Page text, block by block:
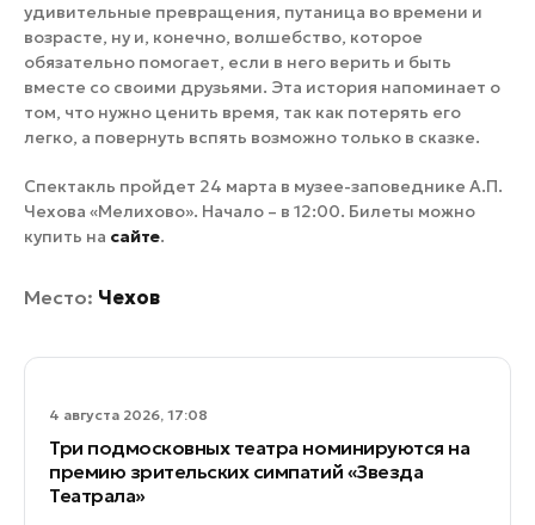
4 августа 2026, 17:08
Три подмосковных театра номинируются на
премию зрительских симпатий «Звезда
Театрала»
удивительные превращения, путаница во времени и
возрасте, ну и, конечно, волшебство, которое
обязательно помогает, если в него верить и быть
вместе со своими друзьями. Эта история напоминает о
том, что нужно ценить время, так как потерять его
легко, а повернуть вспять возможно только в сказке.
Спектакль пройдет 24 марта в музее-заповеднике А.П.
Чехова «Мелихово». Начало – в 12:00. Билеты можно
купить на сайте.
Место: Чехов